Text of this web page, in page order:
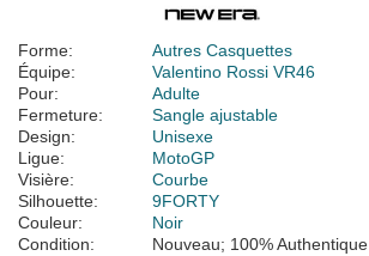
Forme:
Autres Casquettes
Équipe:
Valentino Rossi VR46
Pour:
Adulte
Fermeture:
Sangle ajustable
Design:
Unisexe
Ligue:
MotoGP
Visière:
Courbe
Silhouette:
9FORTY
Couleur:
Noir
Condition:
Nouveau; 100% Authentique